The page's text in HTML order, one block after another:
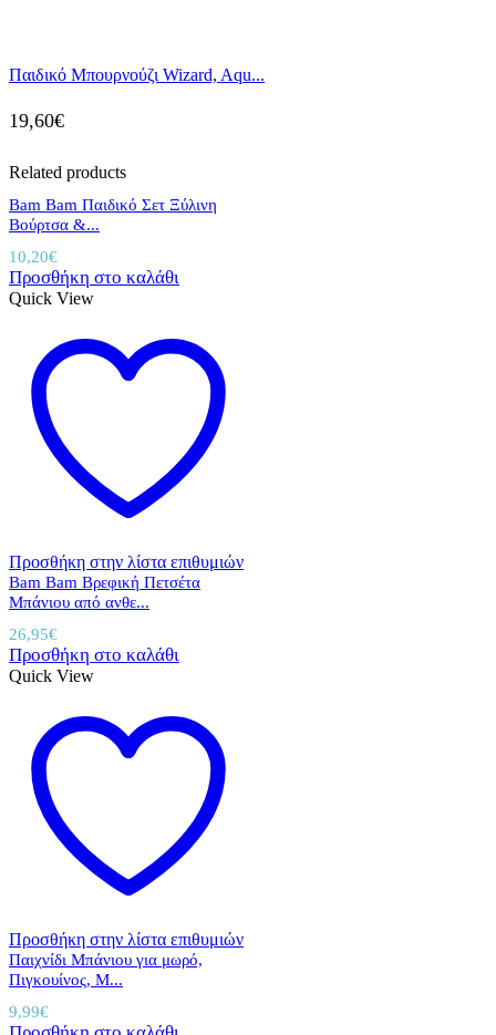
Παιδικό Μπουρνούζι Wizard, Aqu...
19,60€
Related products
Bam Bam Παιδικό Σετ Ξύλινη
Βούρτσα &...
10,20€
Προσθήκη στο καλάθι
Quick View
Προσθήκη στην λίστα επιθυμιών
Bam Bam Βρεφική Πετσέτα
Μπάνιου από ανθε...
26,95€
Προσθήκη στο καλάθι
Quick View
Προσθήκη στην λίστα επιθυμιών
Παιχνίδι Μπάνιου για μωρό,
Πιγκουίνος, M...
9,99€